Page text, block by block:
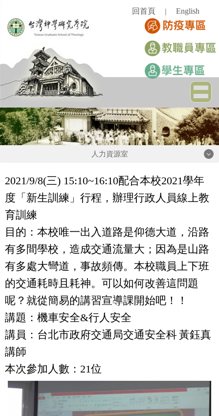
主
區
回首頁 English
人力資源室
人力資源室
業務諮詢
教育訓練
政令宣導
2021/9/8(三) 15:10~16:10配合本校2021學年
度「新生訓練」行程，辦理行政人員線上教
育訓練
目的： 本校唯一出入道路是仰德大道，沿路
有多間學校，造成交通流量大；因為是山路
有多處大彎道，事故頻傳。本校職員上下班
的交通耗時且耗神。可以如何改善這問題
呢？就從簡易的講習宣導課開始吧！！
講題：機車安全&行人安全
講員：台北市政府交通局交通安全科黃鈺真
講師
本次參加人數： 21位